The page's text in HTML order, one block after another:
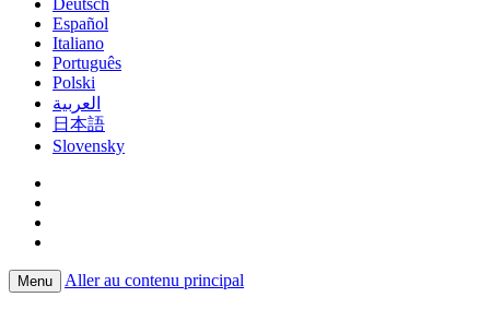
Español
Italiano
Português
Polski
العربية
日本語
Slovensky
Menu Aller au contenu principal